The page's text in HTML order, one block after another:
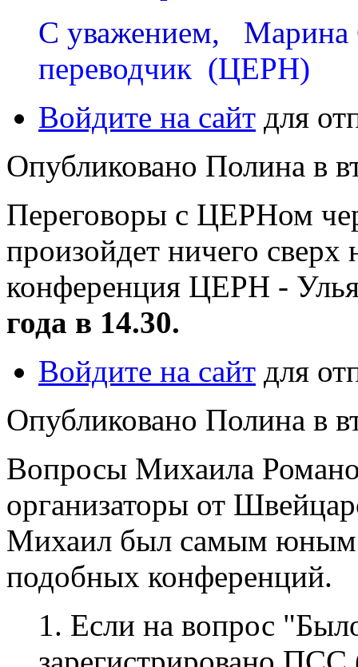
С уважением, Марина
переводчик (ЦЕРН)
Войдите на сайт для
Опубликовано Полина в
Переговоры с ЦЕРНом
произойдет ничего
конференция ЦЕРН -
года в 14.30.
Войдите на сайт для
Опубликовано Полина в
Вопросы Михаила
организаторы от
Михаил был самым юным
подобных конференций.
1. Если на вопрос